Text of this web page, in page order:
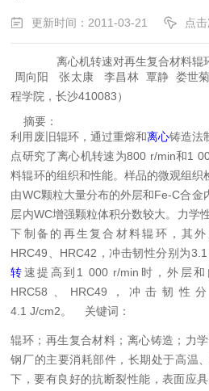
更新时间：2011-03-21 点
离心机转速对再生复合材料辊
周向阳 张太康 李昌林 覃静 娄世
程学院，长沙410083）
摘要：
利用废旧辊环，通过重熔和离心铸造法
点研究了离心机转速为800 r/min和1
料辊环的组织和性能。样品的微观组织
由WC颗粒大量分布的外层和Fe-C合金
层内WC增强颗粒体积分数较大。力学
下制备的再生复合材料辊环，其
HRC49、HRC42，冲击韧性分别为3.1
转速提高到1 000 r/min时，外层
HRC58、HRC49，冲击韧性
4.1 J/cm2。
关键词：
辊环；再生复合材料；离心铸造；力
钢厂的主要消耗部件，长期处于高温
下，要有良好的抗断裂性能，表面应